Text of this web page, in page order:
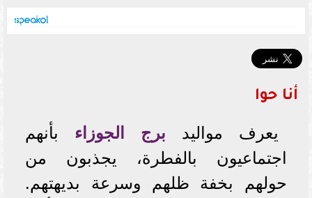
أنا حوا
يعرف مواليد برج الجوزاء بأنهم
اجتماعيون بالفطرة، يجذبون من
حولهم بخفة ظلهم وسرعة بديهتهم.